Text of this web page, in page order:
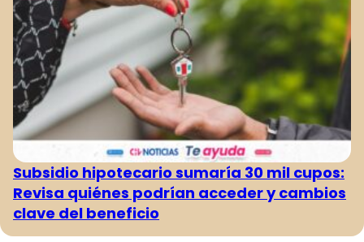
Subsidio hipotecario sumaría 30 mil cupos:
Revisa quiénes podrían acceder y cambios
clave del beneficio